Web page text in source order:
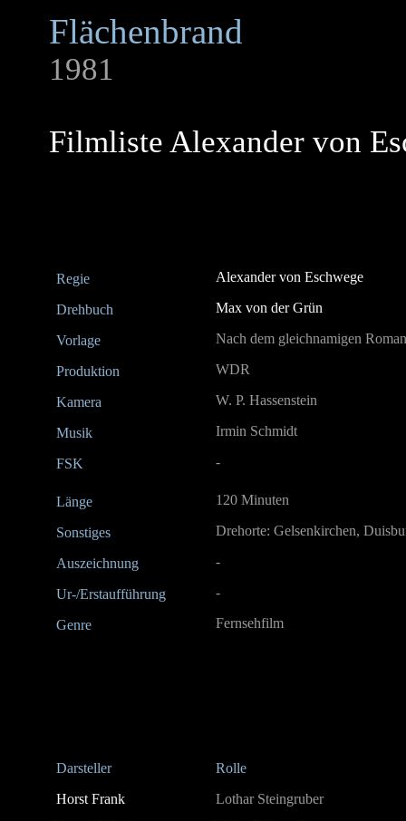
Flächenbrand
1981
Filmliste Alexander von
Regie Alexander von Eschwege
Drehbuch Max von der Grün
Vorlage Nach dem gleichnamigen
Produktion WDR
Kamera W. P. Hassenstein
Musik Irmin Schmidt
FSK -
Länge 120 Minuten
Sonstiges Drehorte: Gelsenkirchen,
Auszeichnung -
Ur-/Erstaufführung -
Genre Fernsehfilm
Darsteller
Rolle
Horst Frank
Lothar Steingruber